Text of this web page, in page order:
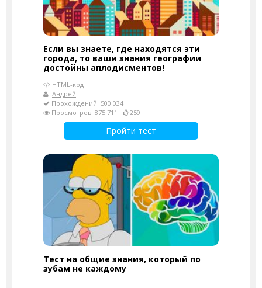
Если вы знаете, где находятся эти
города, то ваши знания географии
достойны аплодисментов!
HTML-код
Андрей
Прохождений: 500 034
Просмотров: 875 711
259
Пройти тест
Тест на общие знания, который по
зубам не каждому